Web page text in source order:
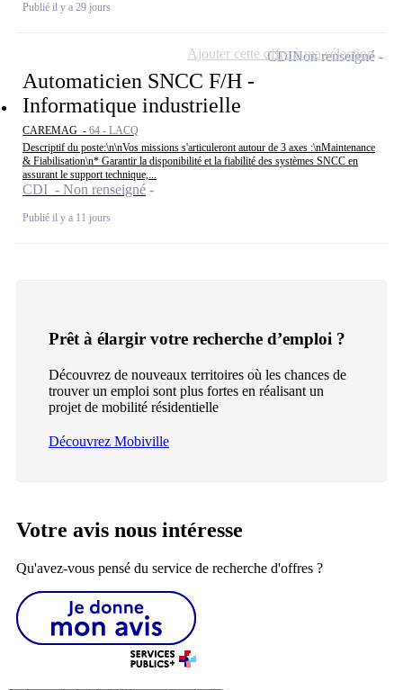
Publié il y a 29 jours
Automaticien SNCC F/H -
Informatique industrielle
CAREMAG - 64 - LACQ
Descriptif du poste:\n\nVos missions s'articuleront autour de 3 axes :\nMaintenance
& Fiabilisation\n* Garantir la disponibilité et la fiabilité des systèmes SNCC en
assurant le support technique,...
CDI - Non renseigné
Publié il y a 11 jours
CDINon renseigné
Ajouter cette offre à ma sélection
Prêt à élargir votre recherche d’emploi ?
Découvrez de nouveaux territoires où les chances de
trouver un emploi sont plus fortes en réalisant un
projet de mobilité résidentielle
Découvrez Mobiville
Votre avis nous intéresse
Qu'avez-vous pensé du service de recherche d'offres ?